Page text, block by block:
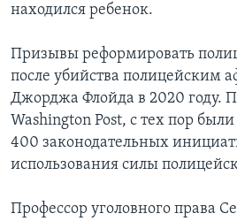
находился ребенок.
Призывы реформировать
после убийства полицейским
Джорджа Флойда в 2020 году.
Washington Post, с тех пор
400 законодательных
использования силы
Профессор уголовного права